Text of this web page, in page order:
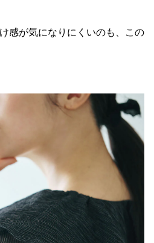
感が気になりにくいのも、この